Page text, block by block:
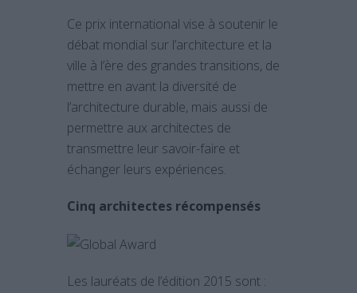
Ce prix international vise à soutenir le
débat mondial sur l’architecture et la
ville à l’ère des grandes transitions, de
mettre en avant la diversité de
l’architecture durable, mais aussi de
permettre aux architectes de
transmettre leur savoir-faire et
échanger leurs expériences.
Cinq architectes récompensés
Les lauréats de l’édition 2015 sont :